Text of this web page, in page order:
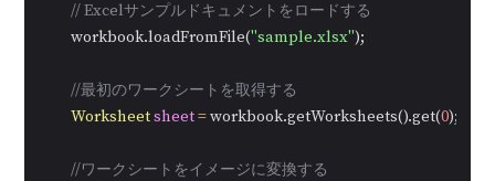
// Excelサンプルドキュメントをロードする
        workbook.loadFromFile(
"sample.xlsx");
//最初のワークシートを取得する
Worksheetsheet= workbook.getWorksheets().get(0);
//ワークシートをイメージに変換する